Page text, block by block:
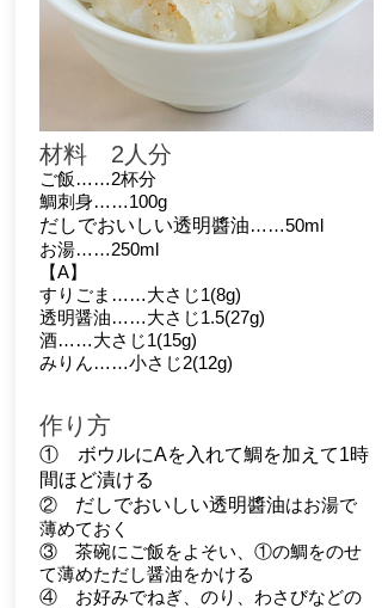
材料 2人分
ご飯……2杯分
鯛刺身……100g
だしでおいしい透明醬油……50ml
お湯……250ml
【A】
すりごま……大さじ1(8g)
透明醤油……大さじ1.5(27g)
酒……大さじ1(15g)
みりん……小さじ2(12g)
作り方
① ボウルにAを入れて鯛を加えて1時
間ほど漬ける
② だしでおいしい透明醬油はお湯で
薄めておく
③ 茶碗にご飯をよそい、①の鯛をのせ
て薄めただし醤油をかける
④ お好みでねぎ、のり、わさびなどの